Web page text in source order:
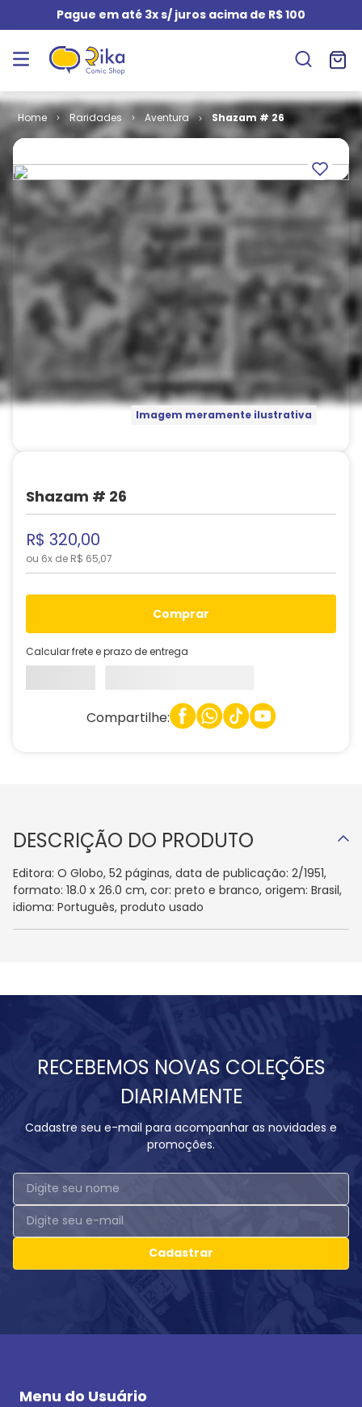
Pague em até 3x s/ juros acima de R$ 100
Raridades Aventura Shazam # 26
Imagem meramente ilustrativa
Shazam # 26
R$ 320,00
ou 6x de R$ 65,07
comprar
Calcular frete e prazo de entrega
Compartilhe:
DESCRIÇÃO DO PRODUTO
Editora: O Globo, 52 páginas, data de publicação: 2/1951,
formato: 18.0 x 26.0 cm, cor: preto e branco, origem: Brasil,
idioma: Português, produto usado
RECEBEMOS NOVAS COLEÇÕES
DIARIAMENTE
Cadastre seu e-mail para acompanhar as novidades e
promoções.
Cadastrar
Menu do Usuário